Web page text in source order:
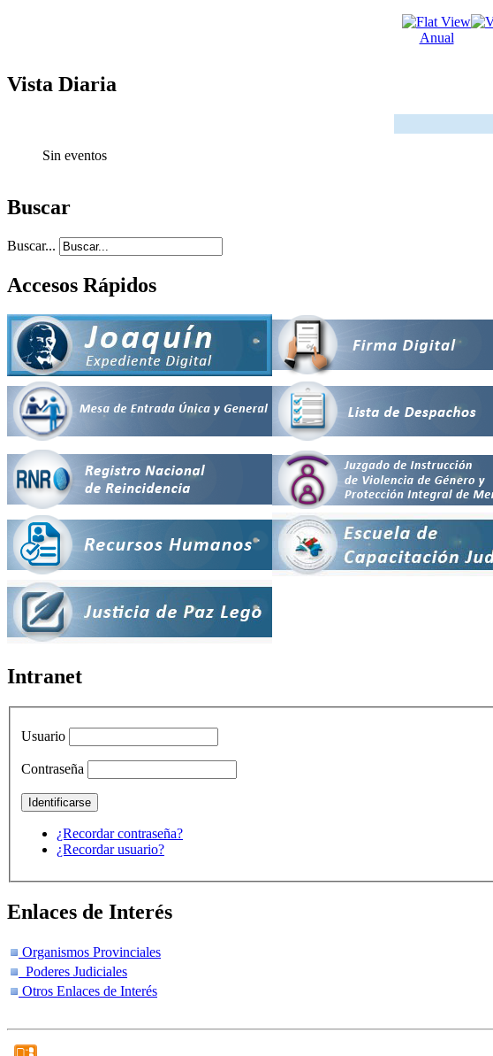
Anual
Vista Diaria
Sin eventos
Buscar
Buscar...
Accesos Rápidos
Intranet
Usuario
Contraseña
¿Recordar contraseña?
¿Recordar usuario?
Enlaces de Interés
Organismos Provinciales
Poderes Judiciales
Otros Enlaces de Interés